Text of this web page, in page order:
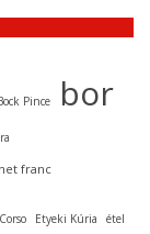
Pince bor
franc
Etyeki Kúria
étel